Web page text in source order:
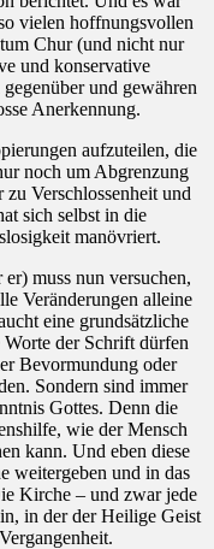
vielen hoffnungsvollen
Chur (und nicht nur
und konservative
und gewähren
Anerkennung.
aufzuteilen, die
noch um Abgrenzung
Verschlossenheit und
sich selbst in die
manövriert.
muss nun versuchen,
Veränderungen alleine
eine grundsätzliche
der Schrift dürfen
Bevormundung oder
Sondern sind immer
Gottes. Denn die
wie der Mensch
kann. Und eben diese
weitergeben und in das
Kirche – und zwar jede
in der der Heilige Geist